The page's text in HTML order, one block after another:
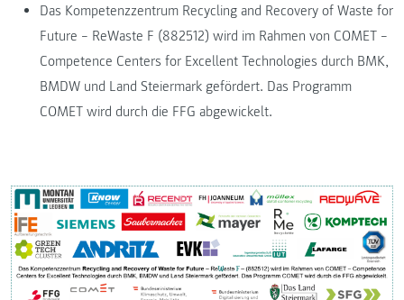
Das Kompetenzzentrum Recycling and Recovery of Waste for
Future – ReWaste F (882512) wird im Rahmen von COMET –
Competence Centers for Excellent Technologies durch BMK,
BMDW und Land Steiermark gefördert. Das Programm
COMET wird durch die FFG abgewickelt.